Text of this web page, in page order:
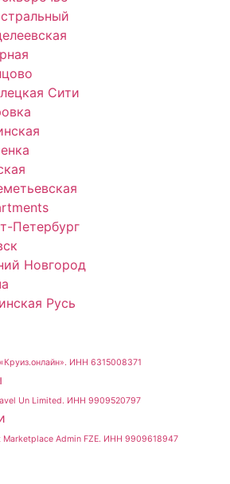
Сити
Петербург
Новгород
Русь
ИНН 6315008371
Un Limited. ИНН 9909520797
Marketplace Admin FZE. ИНН 9909618947